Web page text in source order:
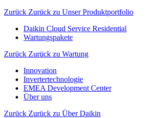
Zurück Zurück zu Unser Produktportfolio
Daikin Cloud Service Residential
Wartungspakete
Zurück Zurück zu Wartung
Innovation
Invertertechnologie
EMEA Development Center
Über uns
Zurück Zurück zu Über Daikin